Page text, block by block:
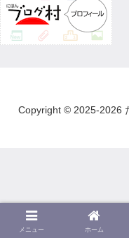
Copyright © 2025-2026
メニュー ホーム